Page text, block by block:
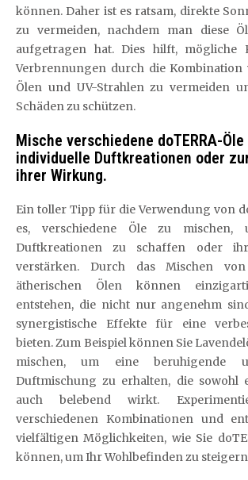
können. Daher ist es ratsam, direkte
zu vermeiden, nachdem man diese
aufgetragen hat. Dies hilft, mögliche
Verbrennungen durch die Kombination
Ölen und UV-Strahlen zu vermeiden
Schäden zu schützen.
Mische verschiedene doTERRA-
individuelle Duftkreationen oder
ihrer Wirkung.
Ein toller Tipp für die Verwendung von
es, verschiedene Öle zu mischen,
Duftkreationen zu schaffen oder
verstärken. Durch das Mischen von
ätherischen Ölen können
entstehen, die nicht nur angenehm
synergistische Effekte für eine
bieten. Zum Beispiel können Sie
mischen, um eine beruhigende
Duftmischung zu erhalten, die sowohl
auch belebend wirkt.
verschiedenen Kombinationen und
vielfältigen Möglichkeiten, wie Sie
können, um Ihr Wohlbefinden zu